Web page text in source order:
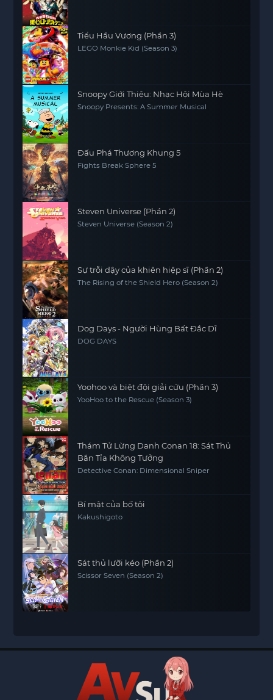
Tiểu Hầu Vương (Phần 3)
LEGO Monkie Kid (Season 3)
Snoopy Giới Thiệu: Nhạc Hội Mùa Hè
Snoopy Presents: A Summer Musical
Đấu Phá Thương Khung 5
Fights Break Sphere 5
Steven Universe (Phần 2)
Steven Universe (Season 2)
Sự trỗi dậy của khiên hiệp sĩ (Phần 2)
The Rising of the Shield Hero (Season 2)
Dog Days - Người Hùng Bất Đắc Dĩ
DOG DAYS
Yoohoo và biệt đội giải cứu (Phần 3)
YooHoo to the Rescue (Season 3)
Thám Tử Lừng Danh Conan 18: Sát Thủ
Bắn Tỉa Không Tưởng
Detective Conan: Dimensional Sniper
Bí mật của bố tôi
Kakushigoto
Sát thủ lưỡi kéo (Phần 2)
Scissor Seven (Season 2)